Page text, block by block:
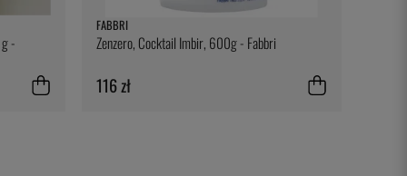
-
FABBRI
Zenzero, Cocktail Imbir, 600g - Fabbri
116 zł